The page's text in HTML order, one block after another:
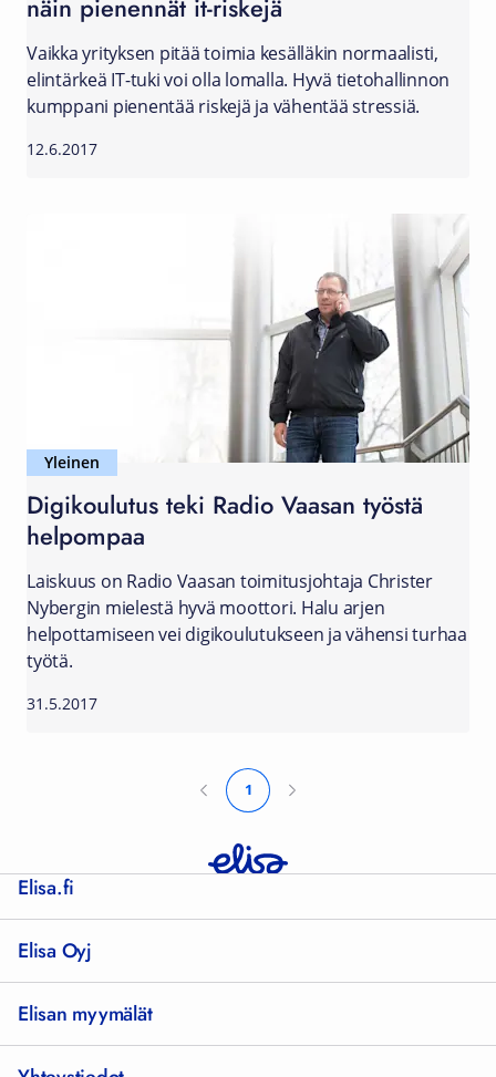
näin pienennät it-riskejä
Vaikka yrityksen pitää toimia kesälläkin normaalisti,
elintärkeä IT-tuki voi olla lomalla. Hyvä tietohallinnon
kumppani pienentää riskejä ja vähentää stressiä.
12.6.2017
Yleinen
Digikoulutus teki Radio Vaasan työstä
helpompaa
Laiskuus on Radio Vaasan toimitusjohtaja Christer
Nybergin mielestä hyvä moottori. Halu arjen
helpottamiseen vei digikoulutukseen ja vähensi turhaa
työtä.
31.5.2017
1
Elisa.fi
Elisa Oyj
Elisan myymälät